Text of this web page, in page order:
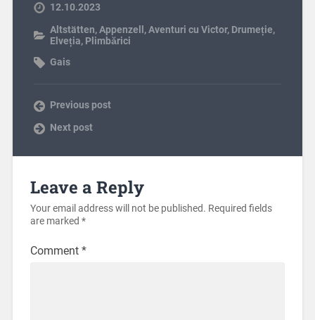
12.10.2023
Altstätten,Appenzell ,Aventuri cu Victor, Drumeție,
Elveția, Plimbărici
Gais
Previous post
Next post
Leave a Reply
Your email address will not be published. Required fields
are marked *
Comment *